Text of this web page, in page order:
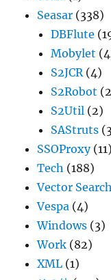
Seasar (338)
DBFlute
Mobylet
S2JCR(4)
S2Robot
S2Util (2)
SAStruts
SSOProxy(11)
Tech (188)
Vector Search
Vespa (4)
Windows (3)
Work (82)
XML (1)